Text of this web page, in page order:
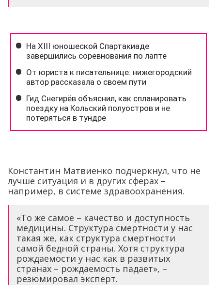
Константин Матвиенко подчеркнул, что не
лучше ситуация и в других сферах –
например, в системе здравоохранения.
«То же самое – качество и доступность
медицины. Структура смертности у нас
такая же, как структура смертности
самой бедной страны. Хотя структура
рождаемости у нас как в развитых
странах – рождаемость падает», –
резюмировал эксперт.